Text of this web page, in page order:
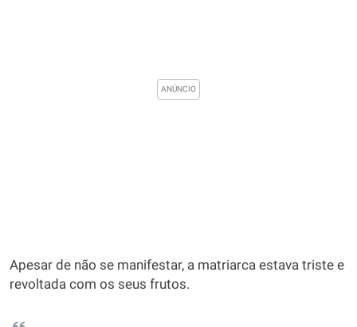
Apesar de não se manifestar, a matriarca estava triste e
revoltada com os seus frutos.